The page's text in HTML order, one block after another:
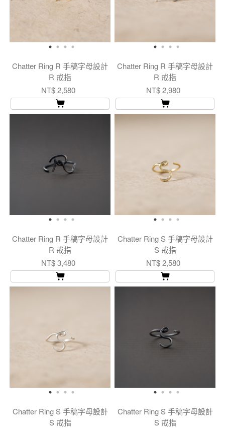
Chatter Ring R 手稿字母設計
R 戒指
NT$ 2,580
Chatter Ring R 手稿字母設計
R 戒指
NT$ 2,980
Chatter Ring R 手稿字母設計
R 戒指
NT$ 3,480
Chatter Ring S 手稿字母設計
S 戒指
NT$ 2,580
Chatter Ring S 手稿字母設計
S 戒指
Chatter Ring S 手稿字母設計
S 戒指